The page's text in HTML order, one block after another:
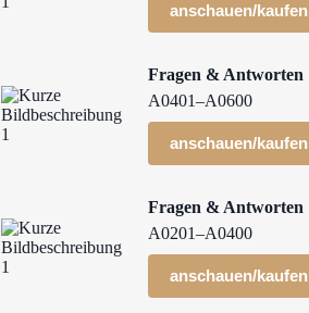
anschauen/kaufen
Fragen & Antworten
A0401–A0600
anschauen/kaufen
Fragen & Antworten
A0201–A0400
anschauen/kaufen